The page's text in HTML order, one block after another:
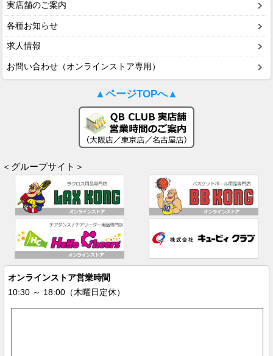
実店舗のご案内
各種お知らせ
求人情報
お問い合わせ（オンラインストア専用）
▲ページTOPへ▲
＜グループサイト＞
オンラインストア営業時間
10:30 ～ 18:00（木曜日定休）